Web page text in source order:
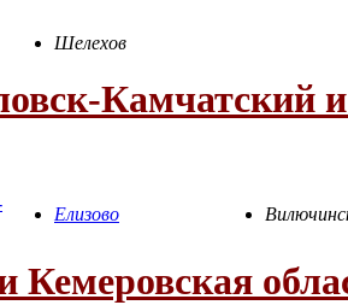
Шелехов
Камчатский
Елизово
Кемеровская